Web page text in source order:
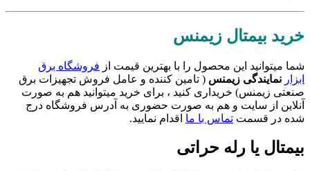
بیمتال زیمنس
میتوانید این محصول را با بهترین قیمت از فروشگاه برق
نمایندگی زیمنس( تامین کننده و عامل فروش تجهیزات برق
زیمنس) خریداری کنید ، برای خرید میتوانید هم به صورت
از سایت و هم به صورت حضوری به آدرس فروشگاه درج
در قسمتتماس با ما اقدام نمایید.
یا رله حراتی